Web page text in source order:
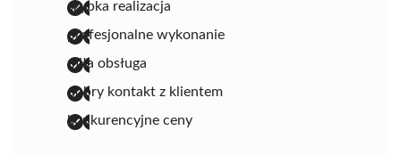
szybka realizacja
profesjonalne wykonanie
miła obsługa
dobry kontakt z klientem
konkurencyjne ceny